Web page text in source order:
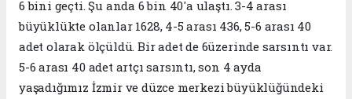
6 bini geçti. Şu anda 6 bin 40'a ulaştı. 3-4 arası
büyüklükte olanlar 1628, 4-5 arası 436, 5-6 arası 40
adet olarak ölçüldü. Bir adet de 6üzerinde sarsıntı var.
5-6 arası 40 adet artçı sarsıntı, son 4 ayda
yaşadığımız İzmir ve düzce merkezi büyüklüğündeki